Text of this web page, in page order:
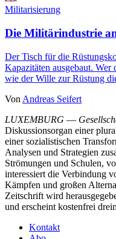
Militarisierung
Die Militärindustrie
Der Tisch für die
Kapazitäten ausgebaut.
wie der Wille zur Rüstung
Von Andreas Seifert
LUXEMBURG —
Diskussionsorgan einer
einer sozialistischen
Analysen und Strategien
Strömungen und Schulen,
interessiert die Verbindung
Kämpfen und großen
Zeitschrift wird
und erscheint kostenfrei
Kontakt